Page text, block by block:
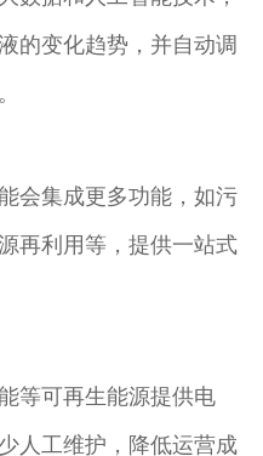
的变化趋势，并自动调
会集成更多功能，如污
再利用等，提供一站式
等可再生能源提供电
人工维护，降低运营成